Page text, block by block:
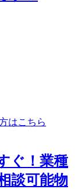
はこちら
ぐ！業種
談可能物